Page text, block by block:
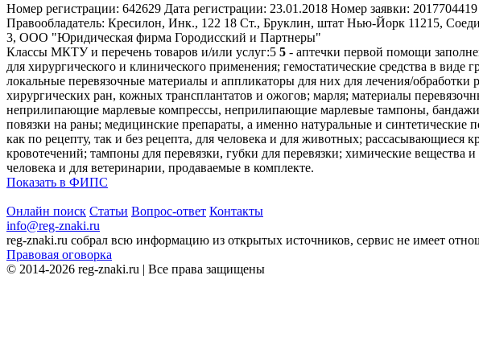
Номер регистрации: 642629 Дата регистрации: 23.01.2018 Номер заявки: 2017704419
Правообладатель: Кресилон, Инк., 122 18 Ст., Бруклин, штат Нью-Йорк 11215,
3, ООО "Юридическая фирма Городисский и Партнеры"
Классы МКТУ и перечень товаров и/или услуг:5 5 - аптечки первой помощи
для хирургического и клинического применения; гемостатические средства в
локальные перевязочные материалы и аппликаторы для них для лечения/
хирургических ран, кожных трансплантатов и ожогов; марля; материалы
неприлипающие марлевые компрессы, неприлипающие марлевые тампоны,
повязки на раны; медицинские препараты, а именно натуральные и
как по рецепту, так и без рецепта, для человека и для животных;
кровотечений; тампоны для перевязки, губки для перевязки; химические вещества
человека и для ветеринарии, продаваемые в комплекте.
Показать в ФИПС
Онлайн поиск Статьи Вопрос-ответ Контакты
info@reg-znaki.ru
reg-znaki.ru собрал всю информацию из открытых источников, сервис не имеет
Правовая оговорка
© 2014-2026 reg-znaki.ru | Все права защищены